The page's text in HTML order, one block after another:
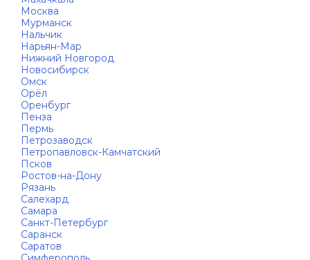
Москва
Мурманск
Нальчик
Нарьян-Мар
Нижний Новгород
Новосибирск
Омск
Орёл
Оренбург
Пенза
Пермь
Петрозаводск
Петропавловск-Камчатский
Псков
Ростов-на-Дону
Рязань
Салехард
Самара
Санкт-Петербург
Саранск
Саратов